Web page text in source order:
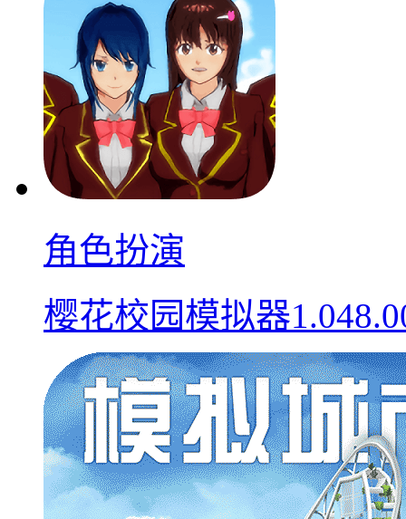
角色扮演
樱花校园模拟器